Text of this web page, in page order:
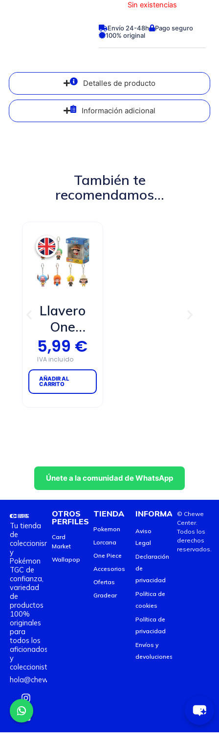
Sin existencias
Envío 24-48h
Pago seguro
100% original
Detalles de producto
Información adicional
También te
recomendamos...
Llavero
One
Piece
Pocket
Hero
5,99 €
AÑADIR AL
CARRITO
Únete a la comunidad de WhatsApp
Tu tienda
de
coleccionismo
y
Pokémon
TGC de
confianza,
variedad
de
productos
100%
originales
para
todos los
aficionados
y
coleccionistas.
hola@chewecenter.com
I
n
s
t
a
Y
o
u
t
u
T
i
k
t
o
INFORMACIÓN
Aviso
Legal
Declaración
de
privacidad
Política de
cookies
Política de
privacidad
Envíos y
devoluciones
OTROS
PERFILES
Card
Market
Wallapop
TIENDA
Pokemon
Lorcana
One Piece
Accesorios
Ofertas
Gradear
© Chewe
Center.
Todos los
derechos
reservados.